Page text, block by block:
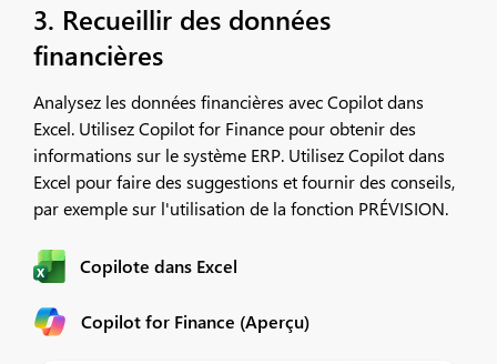
3. Recueillir des données
financières
Analysez les données financières avec Copilot dans
Excel. Utilisez Copilot for Finance pour obtenir des
informations sur le système ERP. Utilisez Copilot dans
Excel pour faire des suggestions et fournir des conseils,
par exemple sur l'utilisation de la fonction PRÉVISION.
Copilote dans Excel
Copilot for Finance (Aperçu)